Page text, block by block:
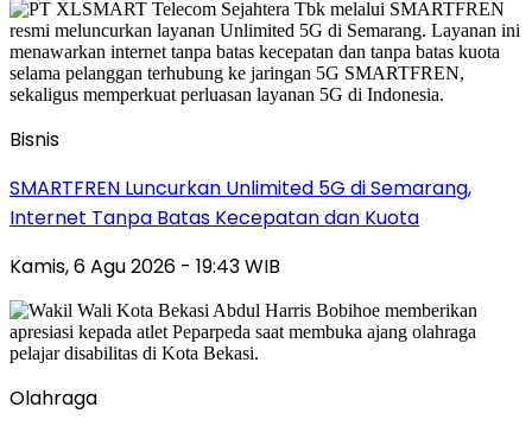
Bisnis
SMARTFREN Luncurkan Unlimited 5G di Semarang,
Internet Tanpa Batas Kecepatan dan Kuota
Kamis, 6 Agu 2026 - 19:43 WIB
Olahraga